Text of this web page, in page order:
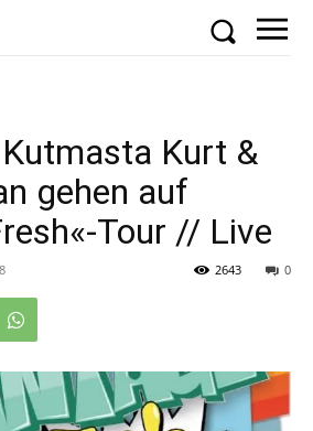
Kurt &
gehen auf
Tour // Live
0
2643